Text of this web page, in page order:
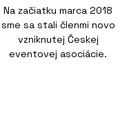
Na začiatku marca 2018
sme sa stali členmi novo
vzniknutej Českej
eventovej asociácie.